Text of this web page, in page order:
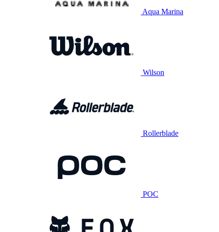
Aqua Marina
Wilson
Rollerblade
POC